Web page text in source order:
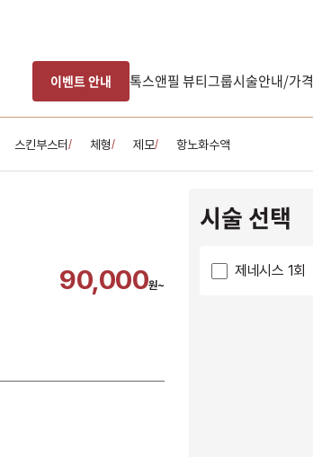
이벤트 안내 톡스앤필 뷰티그룹시술안내/가격
스킨부스터/ 체형/ 제모/ 항노화수액
90,000원~
시술 선택
제네시스 1회